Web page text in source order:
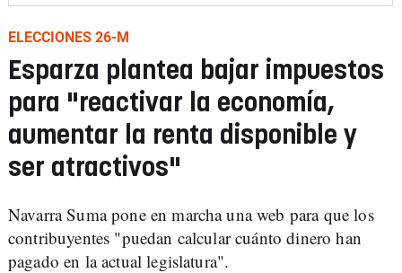
ELECCIONES 26-M
Esparza plantea bajar impuestos
para "reactivar la economía,
aumentar la renta disponible y
ser atractivos"
Navarra Suma pone en marcha una web para que los
contribuyentes "puedan calcular cuánto dinero han
pagado en la actual legislatura".